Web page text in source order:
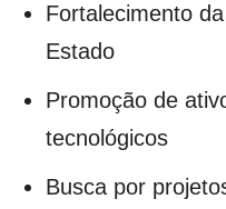
Fortalecimento
Estado
Promoção de
tecnológicos
Busca por